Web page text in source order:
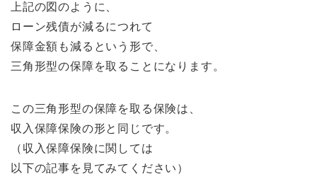
上記の図のように、
ローン残債が減るにつれて
保障金額も減るという形で、
三角形型の保障を取ることになります。
この三角形型の保障を取る保険は、
収入保障保険の形と同じです。
（収入保障保険に関しては
以下の記事を見てみてください）